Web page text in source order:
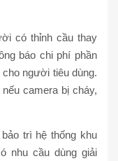
có thỉnh cầu thay
báo chi phí phần
cho người tiêu dùng.
camera bị cháy,
trì hệ thống khu
nhu cầu dùng giải